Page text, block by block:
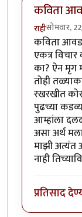
कविता
राहीसोमवार,
कविता
एकत्र
का? ऐन मृग
तोही
रखरखीत
पुढच्या
आम्हांला
असा अर्थ
माझी अत्यंत
नाही
प्रतिसाद